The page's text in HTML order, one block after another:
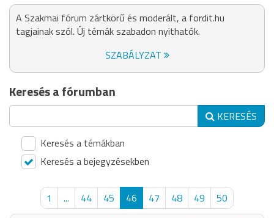
A Szakmai fórum zártkörű és moderált, a fordit.hu
tagjainak szól. Új témák szabadon nyithatók.
SZABÁLYZAT
Keresés a fórumban
KERESÉS
Keresés a témákban
Keresés a bejegyzésekben
1 ... 44 45 46 47 48 49
50